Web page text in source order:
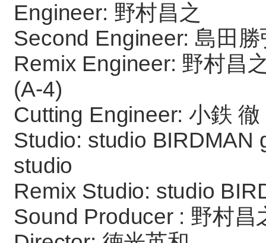
Engineer: 野村昌之
Second Engineer: 島田勝
Remix Engineer: 野村昌
(A-4)
Cutting Engineer: 小鉄 徹
Studio: studio BIRDMAN
studio
Remix Studio: studio
Sound Producer : 野村昌